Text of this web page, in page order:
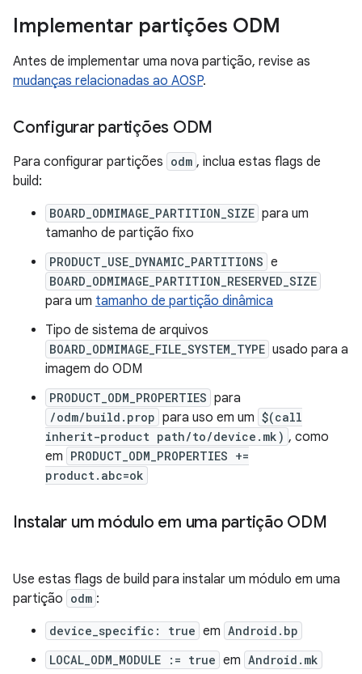
Implementar partições ODM
Antes de implementar uma nova partição, revise as
mudanças relacionadas ao AOSP.
Configurar partições ODM
Para configurar partições odm , inclua estas flags de
build:
BOARD_ODMIMAGE_PARTITION_SIZE para um
tamanho de partição fixo
PRODUCT_USE_DYNAMIC_PARTITIONS e
BOARD_ODMIMAGE_PARTITION_RESERVED_SIZE
para um tamanho de partição dinâmica
Tipo de sistema de arquivos
BOARD_ODMIMAGE_FILE_SYSTEM_TYPE usado para a
imagem do ODM
PRODUCT_ODM_PROPERTIES para
/odm/build.prop para uso em um $(call
inherit-product path/to/device.mk) , como
em PRODUCT_ODM_PROPERTIES +=
product.abc=ok
Instalar um módulo em uma partição ODM
Use estas flags de build para instalar um módulo em uma
partição odm :
device_specific: true em Android.bp
LOCAL_ODM_MODULE := true em Android.mk